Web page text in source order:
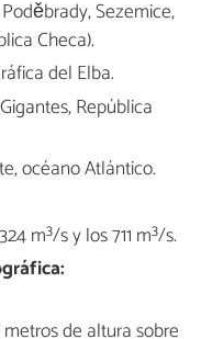
Sezemice,
Checa).
del Elba.
República
océano Atlántico.
m³/s y los 711 m³/s.
de altura sobre